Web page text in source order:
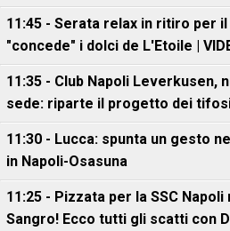
11:45 - Serata relax in ritiro per
"concede" i dolci de L'Etoile |
11:35 - Club Napoli Leverkusen,
sede: riparte il progetto dei
11:30 - Lucca: spunta un gesto
in Napoli-Osasuna
11:25 - Pizzata per la SSC
Sangro! Ecco tutti gli scatti con